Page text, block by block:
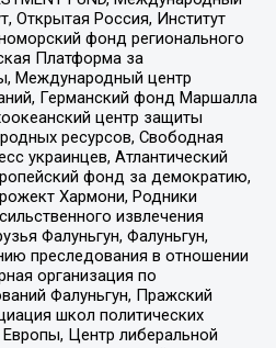
Открытая Россия, Институт
фонд регионального
Платформа за
Международный центр
Германский фонд Маршалла
центр защиты
ресурсов, Свободная
украинцев, Атлантический
фонд за демократию,
Хармони, Родники
извлечения
Фалуньгун, Фалуньгун,
преследования в отношении
организация по
Фалуньгун, Пражский
школ политических
Центр либеральной